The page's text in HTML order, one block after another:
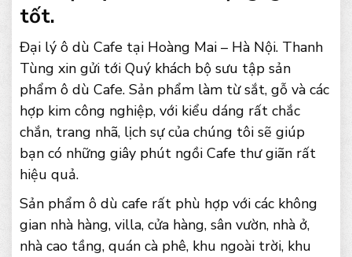
tốt.
Đại lý ô dù Cafe tại Hoàng Mai – Hà Nội. Thanh
Tùng xin gửi tới Quý khách bộ sưu tập sản
phẩm ô dù Cafe. Sản phẩm làm từ sắt, gỗ và các
hợp kim công nghiệp, với kiểu dáng rất chắc
chắn, trang nhã, lịch sự của chúng tôi sẽ giúp
bạn có những giây phút ngồi Cafe thư giãn rất
hiệu quả.
Sản phẩm ô dù cafe rất phù hợp với các không
gian nhà hàng, villa, cửa hàng, sân vườn, nhà ở,
nhà cao tầng, quán cà phê, khu ngoài trời, khu